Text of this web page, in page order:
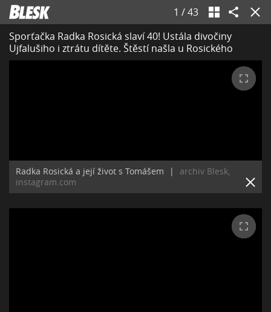
1 /43
Sporťačka Radka Rosická slaví 40! Ustála divočiny
Ujfalušiho i ztrátu dítěte. Štěstí našla u Rosického
Radka Rosická a její život s Tomášem |
archiv Blesk,
instagram.com